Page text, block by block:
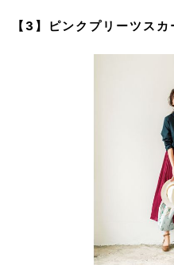
【3】ピンクプリーツス